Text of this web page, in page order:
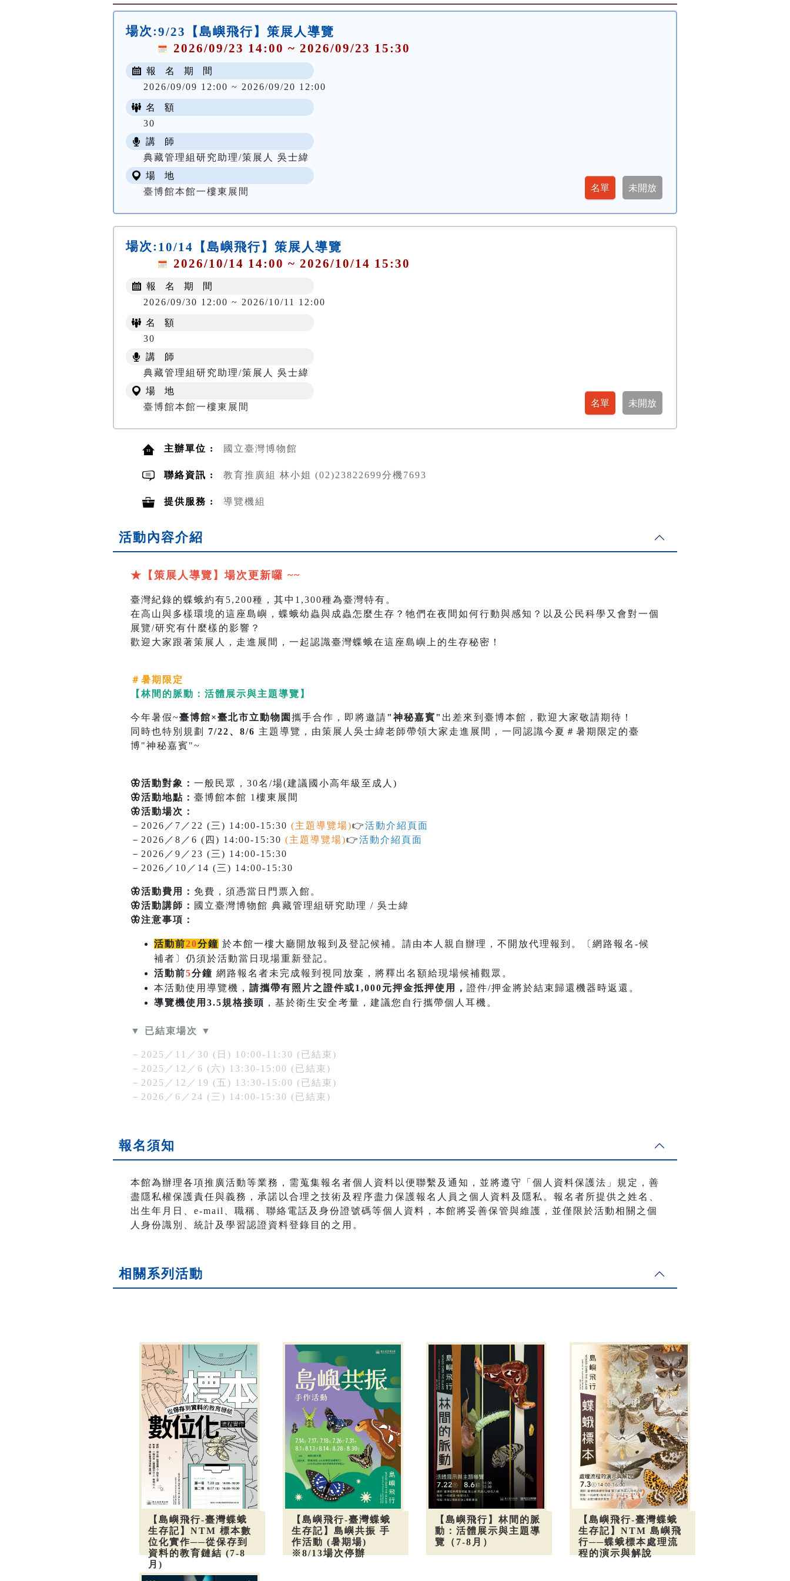
場次:9/23【島嶼飛行】策展人導覽
2026/09/23 14:00 ~ 2026/09/23 15:30
報 名 期 間
2026/09/09 12:00 ~ 2026/09/20 12:00
名 額
30
講 師
典藏管理組研究助理/策展人 吳士緯
場 地
臺博館本館一樓東展間
場次: 10/14【島嶼飛行】策展人導覽
2026/10/14 14:00 ~ 2026/10/14 15:30
報 名 期 間
2026/09/30 12:00 ~ 2026/10/11 12:00
名 額
30
講 師
典藏管理組研究助理/策展人 吳士緯
場 地
臺博館本館一樓東展間
主辦單位 : 國立臺灣博物館
聯絡資訊 : 教育推廣組 林小姐 (02)23822699分機7693
提供服務 : 導覽機組
活動內容介紹
★【策展人導覽】場次更新囉 ~~
臺灣紀錄的蝶蛾約有5,200種，其中1,300種為臺灣特有。
在高山與多樣環境的這座島嶼，蝶蛾幼蟲與成蟲怎麼生存？牠們在夜間如何行動與感知？以及公民科學又會對一個
展覽/研究有什麼樣的影響？
歡迎大家跟著策展人，走進展間，一起認識臺灣蝶蛾在這座島嶼上的生存秘密！
＃ 暑期限定
【林間的脈動：活體展示與主題導覽】
今年暑假~臺博館×臺北市立動物園 攜手合作，即將邀請"神秘嘉賓" 出差來到臺博本館，歡迎大家敬請期待！
同時也特別規劃
7/22、8/6 主題導覽，由策展人吳士緯老師帶領大家走進展間，一同認識今夏＃暑期限定的臺
博"神秘嘉賓"~
🦋活動對象： 一般民眾，30名/場(建議國小高年級至成人)
🦋活動地點： 臺博館本館 1樓東展間
🦋活動場次：
－2026／7／22 (三) 14:00-15:30 (主題導覽場)👉活動介紹頁面
－2026／8／6 (四) 14:00-15:30 (主題導覽場)👉活動介紹頁面
－2026／9／23 (三) 14:00-15:30
－2026／10／14 (三) 14:00-15:30
🦋活動費用： 免費，須憑當日門票入館。
🦋活動講師： 國立臺灣博物館 典藏管理組研究助理 / 吳士緯
🦋注意事項：
活動前20分鐘 於本館一樓大廳開放報到及登記候補。請由本人親自辦理，不開放代理報到。〔網路報名-候
補者〕仍須於活動當日現場重新登記。
活動前5分鐘 網路報名者未完成報到視同放棄，將釋出名額給現場候補觀眾。
本活動使用導覽機， 請攜帶有照片之證件或1,000元押金抵押使用， 證件/押金將於結束歸還機器時返還。
導覽機使用3.5規格接頭 ，基於衛生安全考量，建議您自行攜帶個人耳機。
▼ 已結束場次 ▼
－2025／11／30 (日) 10:00-11:30 (已結束)
－2025／12／6 (六) 13:30-15:00 (已結束)
－2025／12／19 (五) 13:30-15:00 (已結束)
－2026／6／24 (三) 14:00-15:30 (已結束)
報名須知
本館為辦理各項推廣活動等業務，需蒐集報名者個人資料以便聯繫及通知，並將遵守「個人資料保護法」規定，善
盡隱私權保護責任與義務，承諾以合理之技術及程序盡力保護報名人員之個人資料及隱私。報名者所提供之姓名、
出生年月日、e-mail、職稱、聯絡電話及身份證號碼等個人資料，本館將妥善保管與維護，並僅限於活動相關之個
人身份識別、統計及學習認證資料登錄目的之用。
相關系列活動
【島嶼飛行-臺灣蝶蛾
生存記】NTM 標本數
位化實作──從保存到
資料的教育鏈結 (7-8
月)
【島嶼飛行-臺灣蝶蛾
生存記】島嶼共振 手
作活動 (暑期場)
※8/13場次停辦
【島嶼飛行】林間的脈
動：活體展示與主題導
覽（7-8月）
【島嶼飛行-臺灣蝶蛾
生存記】NTM 島嶼飛
行──蝶蛾標本處理流
程的演示與解說